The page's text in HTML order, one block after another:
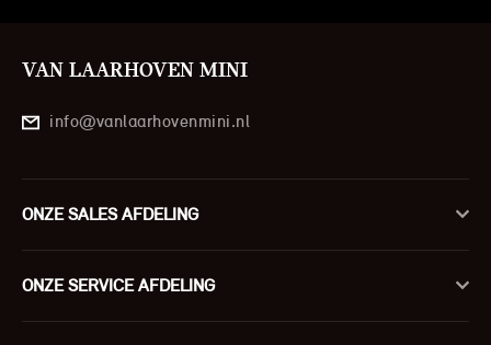
VAN LAARHOVEN MINI
info@vanlaarhovenmini.nl
ONZE SALES AFDELING
ONZE SERVICE AFDELING